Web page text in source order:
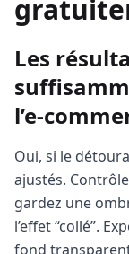
Les
Oui, si le
ajustés.
gardez une
l’effet “collé”.
fond